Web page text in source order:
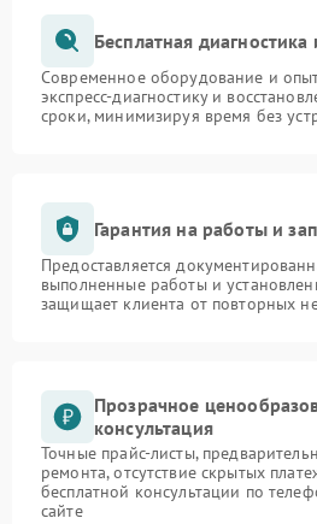
Бесплатная
Современное оборудование и
экспресс-диагностику и
сроки, минимизируя время без
Гарантия на работы и
Предоставляется
выполненные работы и
защищает клиента от повторных
Прозрачное
консультация
Точные прайс-листы,
ремонта, отсутствие скрытых
бесплатной консультации по
сайте